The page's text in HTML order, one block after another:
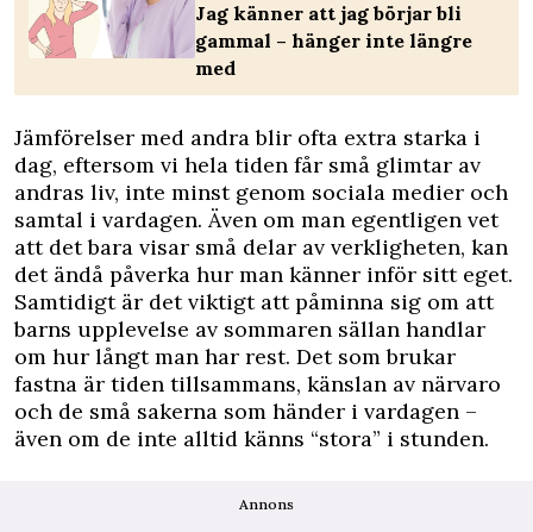
Jag känner att jag börjar bli
gammal – hänger inte längre
med
Jämförelser med andra blir ofta extra starka i
dag, eftersom vi hela tiden får små glimtar av
andras liv, inte minst genom sociala medier och
samtal i vardagen. Även om man egentligen vet
att det bara visar små delar av verkligheten, kan
det ändå påverka hur man känner inför sitt eget.
Samtidigt är det viktigt att påminna sig om att
barns upplevelse av sommaren sällan handlar
om hur långt man har rest. Det som brukar
fastna är tiden tillsammans, känslan av närvaro
och de små sakerna som händer i vardagen –
även om de inte alltid känns “stora” i stunden.
Annons